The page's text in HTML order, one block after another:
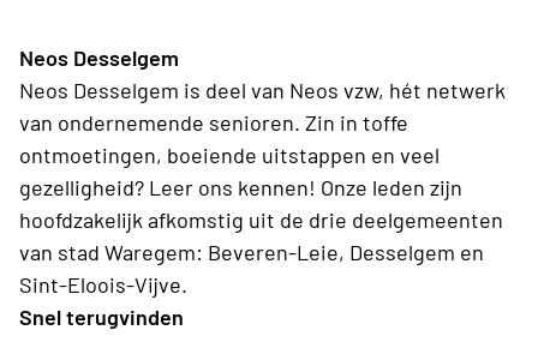
Neos Desselgem
Neos Desselgem is deel van Neos vzw, hét netwerk
van ondernemende senioren. Zin in toffe
ontmoetingen, boeiende uitstappen en veel
gezelligheid? Leer ons kennen! Onze leden zijn
hoofdzakelijk afkomstig uit de drie deelgemeenten
van stad Waregem: Beveren-Leie, Desselgem en
Sint-Eloois-Vijve.
Snel terugvinden